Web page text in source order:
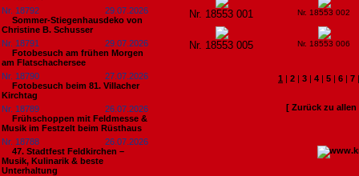
Nr. 18792
29.07.2026
Sommer-Stiegenhausdeko von
Christine B. Schusser
Nr. 18791
29.07.2026
Fotobesuch am frühen Morgen
am Flatschachersee
Nr. 18790
27.07.2026
Fotobesuch beim 81. Villacher
Kirchtag
Nr. 18789
26.07.2026
Frühschoppen mit Feldmesse &
Musik im Festzelt beim Rüsthaus
Nr. 18788
26.07.2026
47. Stadtfest Feldkirchen –
Musik, Kulinarik & beste
Unterhaltung
Nr. 18553 001 Nr. 18553 002
Nr. 18553 005 Nr. 18553 006
1 | 2 | 3 | 4 | 5 | 6 | 7
[ Zurück zu